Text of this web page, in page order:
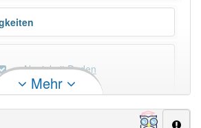
Neuigkeit Duden
Mehr